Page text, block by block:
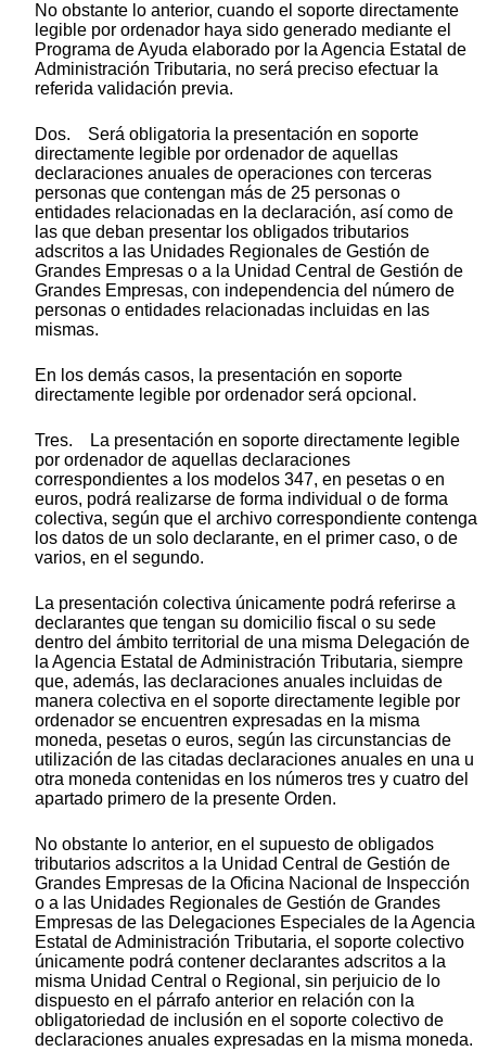
No obstante lo anterior, cuando el soporte directamente
legible por ordenador haya sido generado mediante el
Programa de Ayuda elaborado por la Agencia Estatal de
Administración Tributaria, no será preciso efectuar la
referida validación previa.
Dos. Será obligatoria la presentación en soporte
directamente legible por ordenador de aquellas
declaraciones anuales de operaciones con terceras
personas que contengan más de 25 personas o
entidades relacionadas en la declaración, así como de
las que deban presentar los obligados tributarios
adscritos a las Unidades Regionales de Gestión de
Grandes Empresas o a la Unidad Central de Gestión de
Grandes Empresas, con independencia del número de
personas o entidades relacionadas incluidas en las
mismas.
En los demás casos, la presentación en soporte
directamente legible por ordenador será opcional.
Tres. La presentación en soporte directamente legible
por ordenador de aquellas declaraciones
correspondientes a los modelos 347, en pesetas o en
euros, podrá realizarse de forma individual o de forma
colectiva, según que el archivo correspondiente contenga
los datos de un solo declarante, en el primer caso, o de
varios, en el segundo.
La presentación colectiva únicamente podrá referirse a
declarantes que tengan su domicilio fiscal o su sede
dentro del ámbito territorial de una misma Delegación de
la Agencia Estatal de Administración Tributaria, siempre
que, además, las declaraciones anuales incluidas de
manera colectiva en el soporte directamente legible por
ordenador se encuentren expresadas en la misma
moneda, pesetas o euros, según las circunstancias de
utilización de las citadas declaraciones anuales en una u
otra moneda contenidas en los números tres y cuatro del
apartado primero de la presente Orden.
No obstante lo anterior, en el supuesto de obligados
tributarios adscritos a la Unidad Central de Gestión de
Grandes Empresas de la Oficina Nacional de Inspección
o a las Unidades Regionales de Gestión de Grandes
Empresas de las Delegaciones Especiales de la Agencia
Estatal de Administración Tributaria, el soporte colectivo
únicamente podrá contener declarantes adscritos a la
misma Unidad Central o Regional, sin perjuicio de lo
dispuesto en el párrafo anterior en relación con la
obligatoriedad de inclusión en el soporte colectivo de
declaraciones anuales expresadas en la misma moneda.